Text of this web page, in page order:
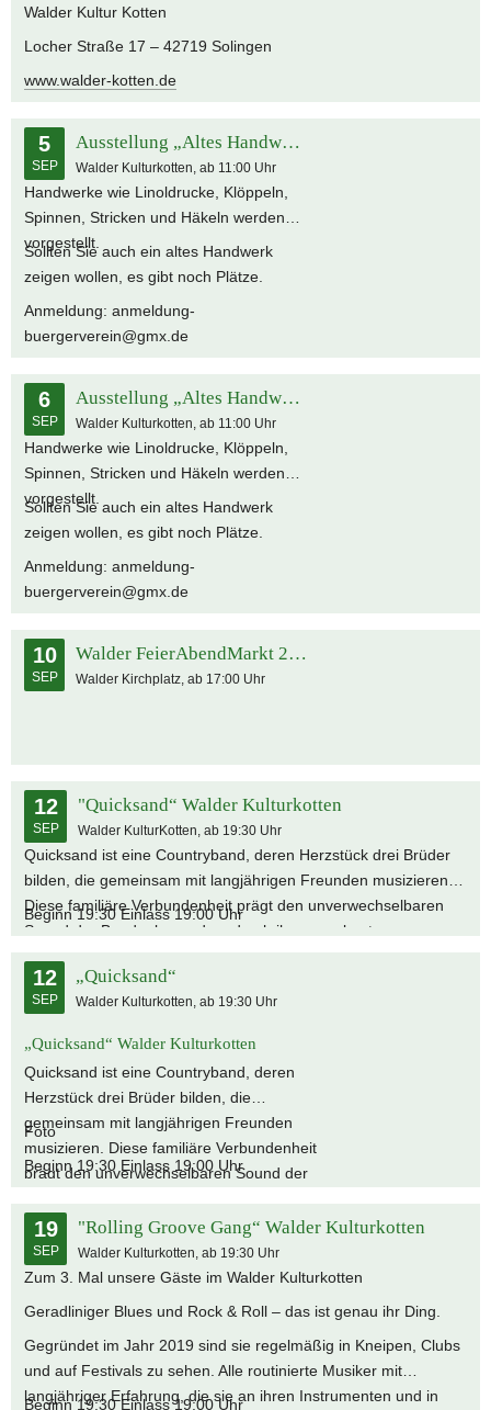
Walder Kultur Kotten
Locher Straße 17 – 42719 Solingen
www.walder-kotten.de
5
SEP
Ausstellung „Altes Handwerk – Neu entdeckt“
Walder Kulturkotten, ab 11:00 Uhr
Handwerke wie Linoldrucke, Klöppeln,
Spinnen, Stricken und Häkeln werden
vorgestellt.
Sollten Sie auch ein altes Handwerk
zeigen wollen, es gibt noch Plätze.
Anmeldung: anmeldung-
buergerverein@gmx.de
6
SEP
Ausstellung „Altes Handwerk – Neu entdeckt“
Walder Kulturkotten, ab 11:00 Uhr
Handwerke wie Linoldrucke, Klöppeln,
Spinnen, Stricken und Häkeln werden
vorgestellt.
Sollten Sie auch ein altes Handwerk
zeigen wollen, es gibt noch Plätze.
Anmeldung: anmeldung-
buergerverein@gmx.de
10
SEP
Walder FeierAbendMarkt 2026
Walder Kirchplatz, ab 17:00 Uhr
12
SEP
"Quicksand“ Walder Kulturkotten
Walder KulturKotten, ab 19:30 Uhr
Quicksand ist eine Countryband, deren Herzstück drei Brüder
bilden, die gemeinsam mit langjährigen Freunden musizieren.
Diese familiäre Verbundenheit prägt den unverwechselbaren
Sound der Band – besonders durch ihren markanten
klassische Evergreens ebenso wie moderne Countrysongs. Ihre
Musik erzählt Geschichten aus dem Leben: ehrlich, emotional
musikalischer Präzision und authentischer Leidenschaft –
Countrymusik mit Herz und Seele.
Beginn 19:30 Einlass 19:00 Uhr
12
SEP
„Quicksand“
Walder Kulturkotten, ab 19:30 Uhr
„Quicksand“ Walder Kulturkotten
Quicksand ist eine Countryband, deren
Herzstück drei Brüder bilden, die
gemeinsam mit langjährigen Freunden
musizieren. Diese familiäre Verbundenheit
prägt den unverwechselbaren Sound der
mehrstimmigen Gesang. Mit eigenen
Arrangements covern sie klassische
Evergreens ebenso wie moderne
Geschichten aus dem Leben: ehrlich,
emotional und nahbar. Live überzeugt
Quicksand mit Spielfreude, musikalischer
Präzision und authentischer Leidenschaft
Foto
Beginn 19:30 Einlass 19:00 Uhr
19
SEP
"Rolling Groove Gang“ Walder Kulturkotten
Walder Kulturkotten, ab 19:30 Uhr
Zum 3. Mal unsere Gäste im Walder Kulturkotten
Geradliniger Blues und Rock & Roll – das ist genau ihr Ding.
Gegründet im Jahr 2019 sind sie regelmäßig in Kneipen, Clubs
und auf Festivals zu sehen. Alle routinierte Musiker mit
langjähriger Erfahrung, die sie an ihren Instrumenten und in
Beginn 19:30 Einlass 19:00 Uhr